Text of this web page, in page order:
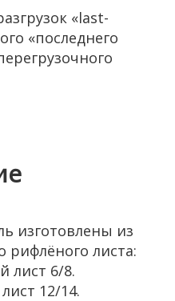
«last-
«последнего
изготовлены из
рифлёного листа:
лист 6/8.
12/14.